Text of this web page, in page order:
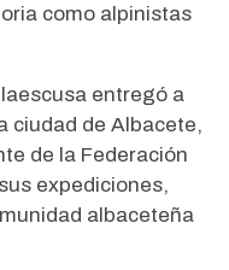
como alpinistas
entregó a
ciudad de Albacete,
de la Federación
expediciones,
albaceteña